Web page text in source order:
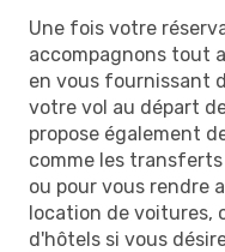
Une fois votre
accompagnons tout
en vous fournissant
votre vol au départ
propose également
comme les
ou pour vous rendre
location de voitures,
d'hôtels si vous